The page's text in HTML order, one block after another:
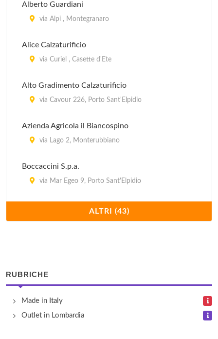
Alberto Guardiani
via Alpi , Montegranaro
Alice Calzaturificio
via Curiel , Casette d'Ete
Alto Gradimento Calzaturificio
via Cavour 226, Porto Sant'Elpidio
Azienda Agricola il Biancospino
via Lago 2, Monterubbiano
Boccaccini S.p.a.
via Mar Egeo 9, Porto Sant'Elpidio
Borsettificio Torresi Lucio
via Ferruccio Parri 143, Casette d'Ete
Calzaturificio Gianmarco Lorenzi
via Umberto I 60, Porto Sant'Elpidio
ALTRI (43)
RUBRICHE
Made in Italy
Outlet in Lombardia